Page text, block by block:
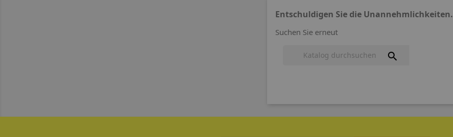
Entschuldigen Sie die Unannehmlichkeiten.
Suchen Sie erneut
